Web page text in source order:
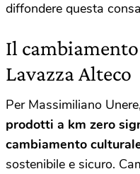
diffondere questa
Il
Lavazza Alteco
Per Massimiliano Unere,
prodotti a km zero
cambiamento
sostenibile e sicuro.